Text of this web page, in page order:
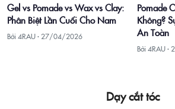
Gel vs Pomade vs Wax vs Clay:
Phân Biệt Lần Cuối Cho Nam
Bởi 4RAU · 27/04/2026
Pomade
Không?
An Toàn
Bởi 4RAU ·
Dạy cắt tóc